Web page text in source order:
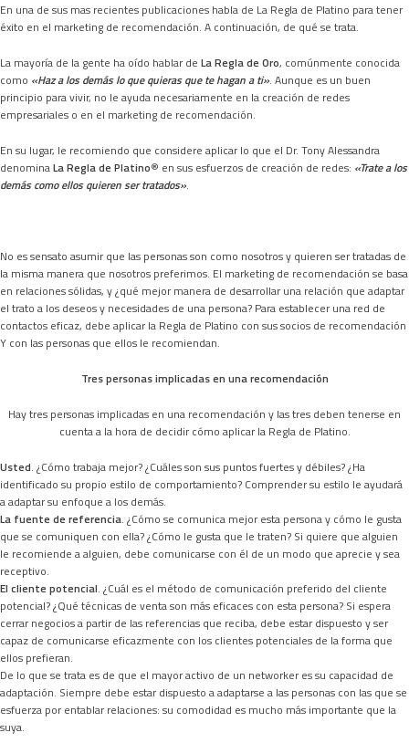
En una de sus mas recientes publicaciones habla de La Regla de Platino para tener
éxito en el marketing de recomendación. A continuación, de qué se trata.
La mayoría de la gente ha oído hablar de La Regla de Oro, comúnmente conocida
como «Haz a los demás lo que quieras que te hagan a ti». Aunque es un buen
principio para vivir, no le ayuda necesariamente en la creación de redes
empresariales o en el marketing de recomendación.
En su lugar, le recomiendo que considere aplicar lo que el Dr. Tony Alessandra
denominaLa Regla de Platino® en sus esfuerzos de creación de redes: «Trate a los
demás como ellos quieren ser tratados».
No es sensato asumir que las personas son como nosotros y quieren ser tratadas de
la misma manera que nosotros preferimos. El marketing de recomendación se basa
en relaciones sólidas, y ¿qué mejor manera de desarrollar una relación que adaptar
el trato a los deseos y necesidades de una persona? Para establecer una red de
contactos eficaz, debe aplicar la Regla de Platino con sus socios de recomendación
Y con las personas que ellos le recomiendan.
Tres personas implicadas en una recomendación
Hay tres personas implicadas en una recomendación y las tres deben tenerse en
cuenta a la hora de decidir cómo aplicar la Regla de Platino.
Usted. ¿Cómo trabaja mejor? ¿Cuáles son sus puntos fuertes y débiles? ¿Ha
identificado su propio estilo de comportamiento? Comprender su estilo le ayudará
a adaptar su enfoque a los demás.
La fuente de referencia. ¿Cómo se comunica mejor esta persona y cómo le gusta
que se comuniquen con ella? ¿Cómo le gusta que le traten? Si quiere que alguien
le recomiende a alguien, debe comunicarse con él de un modo que aprecie y sea
receptivo.
El cliente potencial. ¿Cuál es el método de comunicación preferido del cliente
potencial? ¿Qué técnicas de venta son más eficaces con esta persona? Si espera
cerrar negocios a partir de las referencias que reciba, debe estar dispuesto y ser
capaz de comunicarse eficazmente con los clientes potenciales de la forma que
ellos prefieran.
De lo que se trata es de que el mayor activo de un networker es su capacidad de
adaptación. Siempre debe estar dispuesto a adaptarse a las personas con las que se
esfuerza por entablar relaciones: su comodidad es mucho más importante que la
suya.